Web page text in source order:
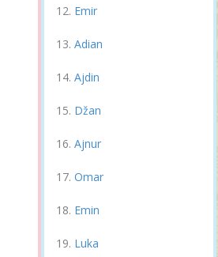
Emir
Adian
Ajdin
Džan
Ajnur
Omar
Emin
Luka